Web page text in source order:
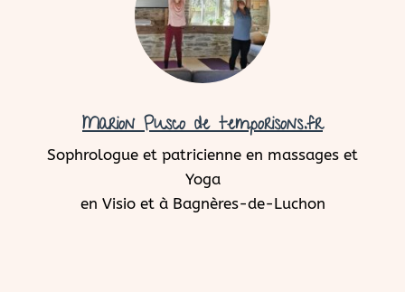
Marion Pusco de temporisons.fr
Sophrologue et patricienne en massages et
Yoga
en Visio et à Bagnères-de-Luchon